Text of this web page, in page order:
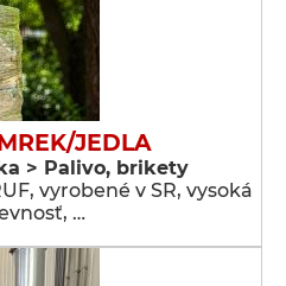
JEDLA
> Palivo, brikety
vyrobené v SR, vysoká
…